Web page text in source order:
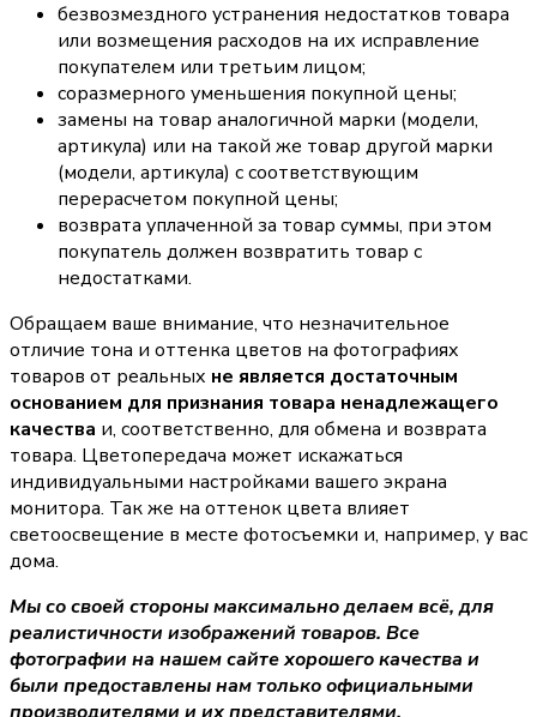
безвозмездного устранения недостатков товара
или возмещения расходов на их исправление
покупателем или третьим лицом;
соразмерного уменьшения покупной цены;
замены на товар аналогичной марки (модели,
артикула) или на такой же товар другой марки
(модели, артикула) с соответствующим
перерасчетом покупной цены;
возврата уплаченной за товар суммы, при этом
покупатель должен возвратить товар с
недостатками.
Обращаем ваше внимание, что незначительное
отличие тона и оттенка цветов на фотографиях
товаров от реальных не является достаточным
основанием для признания товара ненадлежащего
качества и, соответственно, для обмена и возврата
товара. Цветопередача может искажаться
индивидуальными настройками вашего экрана
монитора. Так же на оттенок цвета влияет
светоосвещение в месте фотосъемки и, например, у вас
дома.
Мы со своей стороны максимально делаем всё, для
реалистичности изображений товаров. Все
фотографии на нашем сайте хорошего качества и
были предоставлены нам только официальными